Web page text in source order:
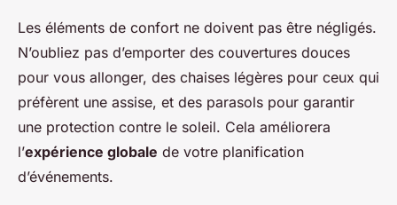
Les éléments de confort ne doivent pas être négligés.
N’oubliez pas d’emporter des couvertures douces
pour vous allonger, des chaises légères pour ceux qui
préfèrent une assise, et des parasols pour garantir
une protection contre le soleil. Cela améliorera
l’expérience globale de votre planification
d’événements.